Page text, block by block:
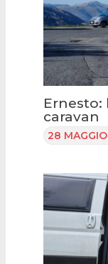
Ernesto:
caravan
28